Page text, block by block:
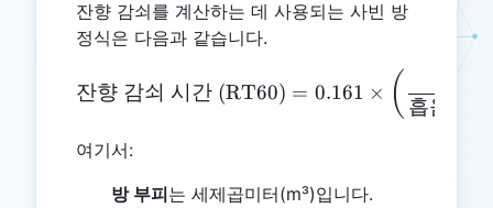
잔향 감쇠를 계산하는 데 사용되는 사빈 방
정식은 다음과 같습니다.
\text{잔향 감쇠 시간
잔향 감쇠 시간 (RT60) = 0.161 × ( 흡음
여기서:
방 부피는 세제곱미터(m³)입니다.